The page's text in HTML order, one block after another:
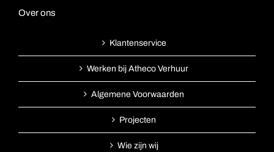
Over ons
Klantenservice
Werken bij Atheco Verhuur
Algemene Voorwaarden
Projecten
Wie zijn wij